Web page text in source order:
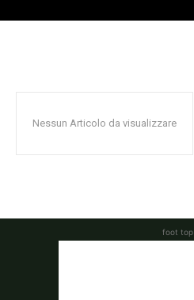
Nessun Articolo da visualizzare
foot top